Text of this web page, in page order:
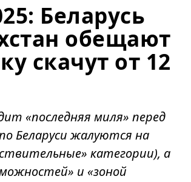
Беларусь
обещают
скачут от 12
«последняя миля» перед
Беларуси жалуются на
категории), а
и «зоной